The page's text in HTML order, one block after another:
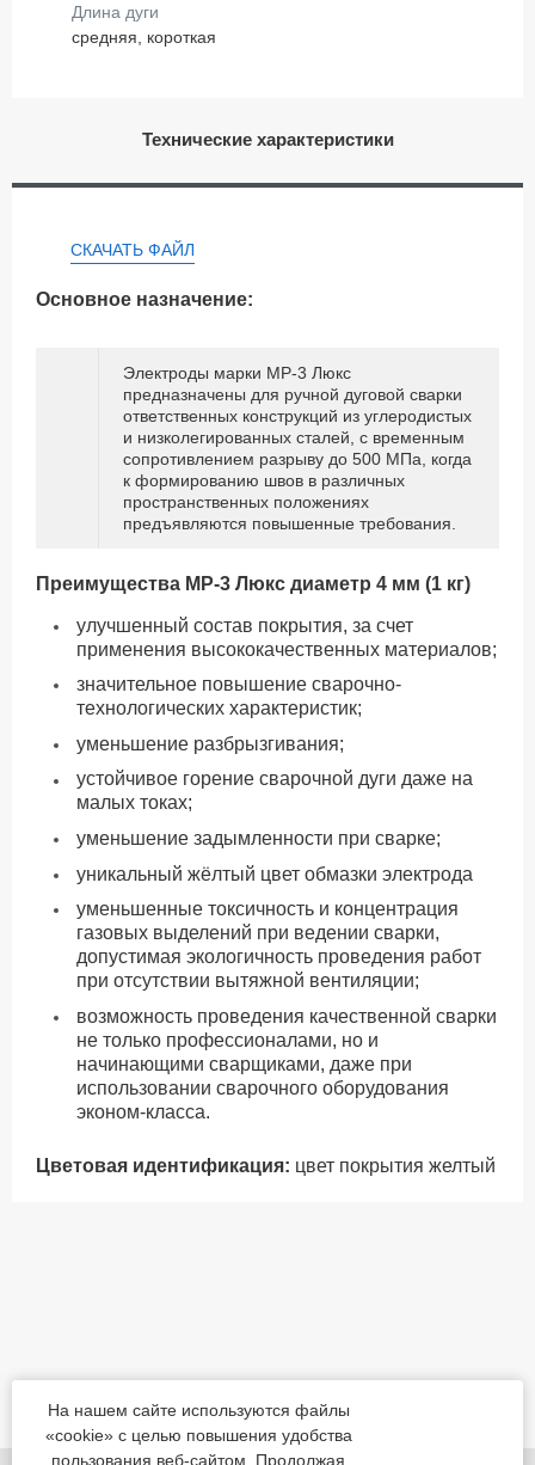
Длина дуги
средняя, короткая
Технические характеристики
СКАЧАТЬ ФАЙЛ
Основное назначение:
Электроды марки МР-3 Люкс
предназначены для ручной дуговой сварки
ответственных конструкций из углеродистых
и низколегированных сталей, с временным
сопротивлением разрыву до 500 МПа, когда
к формированию швов в различных
пространственных положениях
предъявляются повышенные требования.
Преимущества МР-3 Люкс диаметр 4 мм (1 кг)
улучшенный состав покрытия, за счет
применения высококачественных материалов;
значительное повышение сварочно-
технологических характеристик;
уменьшение разбрызгивания;
устойчивое горение сварочной дуги даже на
малых токах;
уменьшение задымленности при сварке;
уникальный жёлтый цвет обмазки электрода
уменьшенные токсичность и концентрация
газовых выделений при ведении сварки,
допустимая экологичность проведения работ
при отсутствии вытяжной вентиляции;
возможность проведения качественной сварки
не только профессионалами, но и
начинающими сварщиками, даже при
использовании сварочного оборудования
эконом-класса.
Цветовая идентификация: цвет покрытия желтый
На нашем сайте используются файлы
«cookie» с целью повышения удобства
пользования веб-сайтом. Продолжая